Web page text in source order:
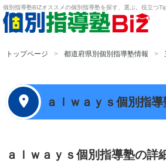
個別指導塾BIZオススメの個別指導塾を探す、選ぶ。役立つTipsも
トップページ 都道府県別個別指導塾情報
ａｌｗａｙｓ個別指導
ａｌｗａｙｓ個別指導塾の詳